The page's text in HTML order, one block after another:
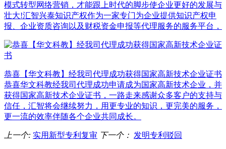
模式转型网络营销，才能跟上时代的脚步使企业更好的发展与
壮大!汇智兴泰知识产权作为一家专门为企业提供知识产权申
报、企业资质咨询以及财税资金申报等代理服务的服务平台，
恭喜【华文科教】经我司代理成功获得国家高新技术企业证书
恭喜华文科教经我司代理成功申请成为国家高新技术企业，并
获得国家高新技术企业证书，一路走来感谢众多客户的支持与
信任，汇智将会继续努力，用更专业的知识，更完美的服务，
更一流的效率伴随各个企业共同成长。
上一个: 实用新型专利复审 下一个： 发明专利驳回